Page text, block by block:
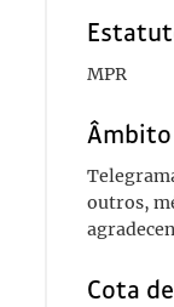
MPR
outros,
Cota